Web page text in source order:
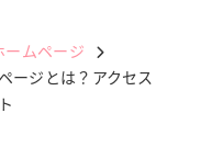
ームページ
ージとは？アクセス